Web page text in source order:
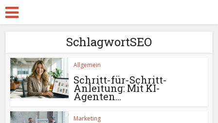
SchlagwortSEO
Allgemein
Schritt-für-Schritt-
Anleitung: Mit KI-
Agenten...
Marketing